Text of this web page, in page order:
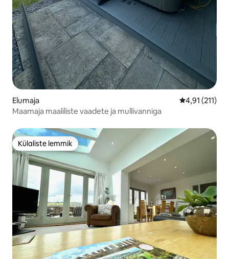
Elumaja Keskmine
4,91 (211)
Maamaja maaliliste vaadete ja mullivanniga
Külaliste lemmik
Külaliste lemmik